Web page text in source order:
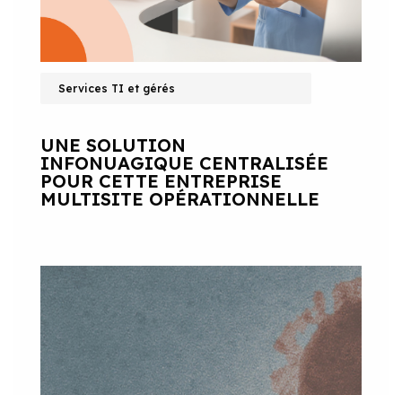
Services TI et gérés
UNE SOLUTION
INFONUAGIQUE CENTRALISÉE
POUR CETTE ENTREPRISE
MULTISITE OPÉRATIONNELLE